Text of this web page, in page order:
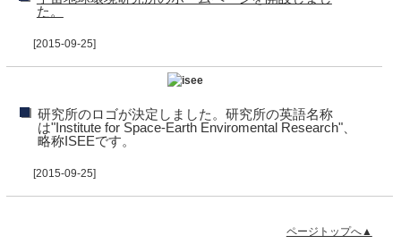
た。
[2015-09-25]
研究所のロゴが決定しました。研究所の英語名称
は"Institute for Space-Earth Enviromental Research"、
略称ISEEです。
[2015-09-25]
ページトップへ▲